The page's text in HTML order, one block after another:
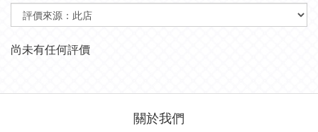
尚未有任何評價
關於我們